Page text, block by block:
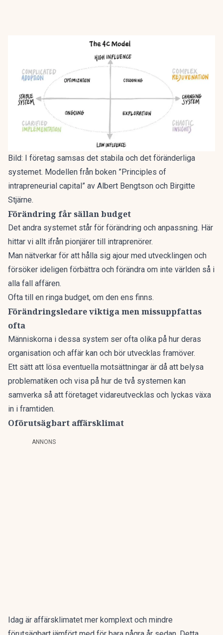
Bild: I företag samsas det stabila och det föränderliga
systemet. Modellen från boken ”Principles of
intrapreneurial capital” av Albert Bengtson och Birgitte
Stjärne.
Förändring får sällan budget
Det andra systemet står för förändring och anpassning. Här
hittar vi allt ifrån pionjärer till intraprenörer.
Man nätverkar för att hålla sig ajour med utvecklingen och
försöker ideligen förbättra och förändra om inte världen så i
alla fall affären.
Ofta till en ringa budget, om den ens finns.
Förändringsledare viktiga men missuppfattas
ofta
Människorna i dessa system ser ofta olika på hur deras
organisation och affär kan och bör utvecklas framöver.
Ett sätt att lösa eventuella motsättningar är då att belysa
problematiken och visa på hur de två systemen kan
samverka så att företaget vidareutvecklas och lyckas växa
in i framtiden.
Oförutsägbart affärsklimat
ANNONS
Idag är affärsklimatet mer komplext och mindre